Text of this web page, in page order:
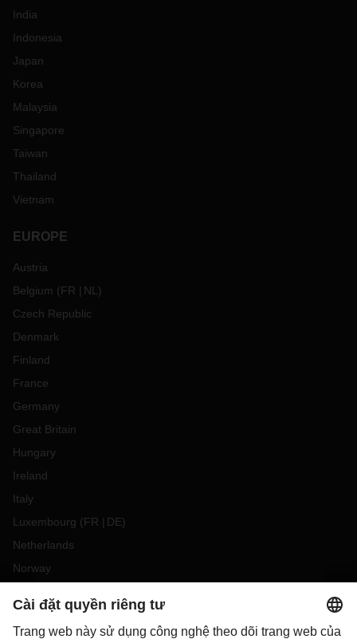
India
Indonesia
Japan
Korea
Malaysia
Singapore
Taiwan
Thailand
Vietnam
EUROPE
Austria
Belgium (FR NL )
Czech Republic
Denmark
Finland
France
Germany
Great Britain
Hungary
Ireland
Italy
Luxembourg (FR DE)
Netherlands
Norway
Portugal